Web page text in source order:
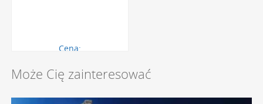
Cena:
Może Cię zainteresować